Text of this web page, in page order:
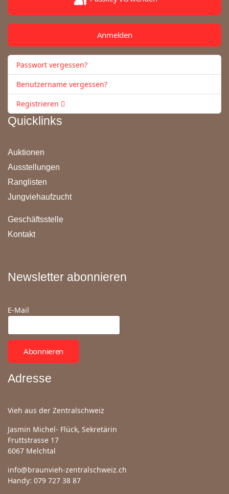
Adresse
Vieh aus der Zentralschweiz
Jasmin Michel- Flück, Sekretärin
Fruttstrasse 17
6067 Melchtal
info@braunvieh-zentralschweiz.ch
Handy: 079 727 38 87
Newsletter abonnieren
E-Mail
Abonnieren
Quicklinks
Auktionen
Ausstellungen
Ranglisten
Jungviehaufzucht
Geschäftsstelle
Kontakt
Anmelden
Passwort vergessen?
Benutzername vergessen?
Registrieren